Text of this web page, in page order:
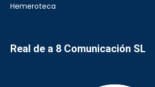
Hemeroteca
Real de a 8 Comunicación SL